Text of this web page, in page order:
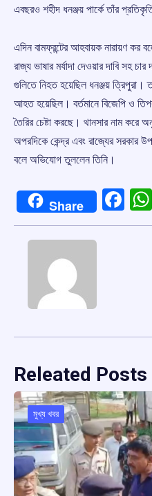
এবছরও শহীদ ধনঞ্জয় পার্কে তাঁর
এদিন বামফ্রন্টের আহবায়ক নারায়ণ
রাজ্য ভাষার মর্যাদা দেওয়ার দাবি সহ
গুলিতে নিহত হয়েছিল ধনঞ্জয় ত্রিপুরা।
আহত হয়েছিল। বর্তমানে বিজেপি ও
তৈরির চেষ্টা করছে। থানসার নাম করে
অপরদিকে কেন্দ্র এবং রাজ্যের সরকার
বলে অভিযোগ তুললেন তিনি।
Share
Releated Posts
মুখ্য খবর